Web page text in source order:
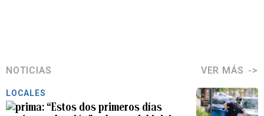
NOTICIAS VER MÁS
LOCALES
“Estos dos primeros días